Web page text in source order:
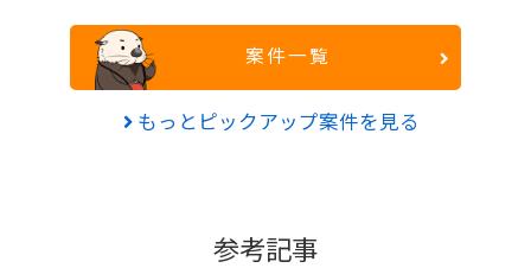
案件一覧
もっとピックアップ案件を見る
参考記事